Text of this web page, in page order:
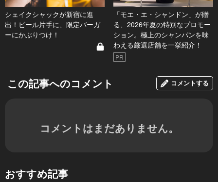
シェイクシャックが新宿に進
出！ビール片手に、限定バーガ
ーにかぶりつけ！
「モエ・エ・シャンドン」が贈
る、2026年夏の特別なプロモー
ション。極上のシャンパンを味
わえる厳選店舗を一挙紹介！
PR
この記事へのコメント コメントする
コメントはまだありません。
おすすめ記事